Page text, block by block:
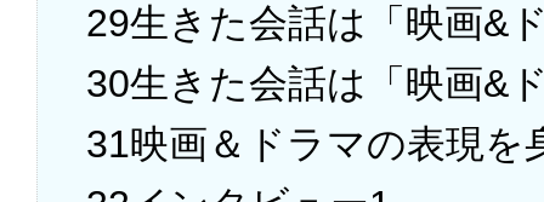
29生きた会話は「映画&
30生きた会話は「映画&
31映画＆ドラマの表現を